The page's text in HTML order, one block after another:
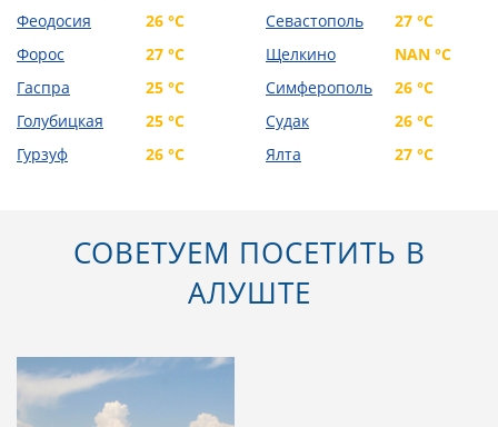
Феодосия
26 °C
Форос
27 °C
Гаспра
25 °C
Голубицкая
25 °C
Гурзуф
26 °C
Севастополь
27 °C
Щелкино
NAN °C
Симферополь
26 °C
Судак
26 °C
Ялта
27 °C
СОВЕТУЕМ ПОСЕТИТЬ В
АЛУШТЕ